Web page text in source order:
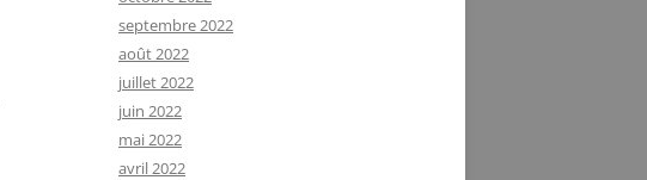
septembre 2022
août 2022
juillet 2022
juin 2022
mai 2022
avril 2022